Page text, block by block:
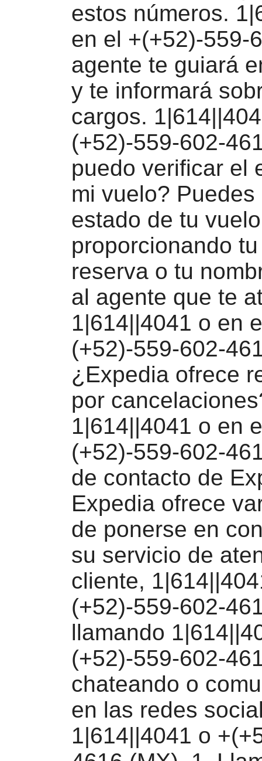
estos números.
en el +(+52)-559-
agente te guiará
y te informará
cargos.
(+52)-559-602-
puedo verificar el
mi vuelo?
estado de tu vuelo
proporcionando
reserva o tu
al agente que te
1|614||4041 o en
(+52)-559-602-
¿Expedia ofrece
por
1|614||4041 o en
(+52)-559-602-
de contacto de
Expedia ofrece
de ponerse en
su servicio de
cliente,
(+52)-559-602-
llamando
(+52)-559-602-
chateando o
en las redes
1|614||4041 o